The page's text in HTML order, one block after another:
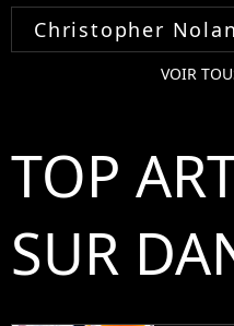
Christopher Nolan
VOIR
TOP
SUR